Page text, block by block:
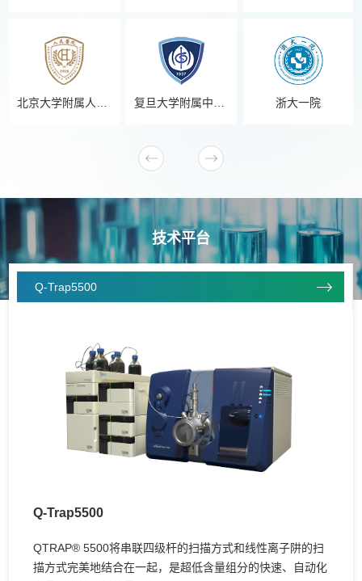
浙大一院
技术平台
Q-Trap5500
Q-Trap5500
QTRAP® 5500将串联四级杆的扫描方式和线性离子阱的扫
描方式完美地结合在一起，是超低含量组分的快速、自动化